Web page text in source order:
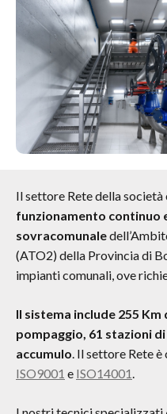
Il settore Rete della
funzionamento continuo
sovracomunale
(ATO2) della Provincia di
impianti comunali, ove
Il sistema include 255
pompaggio, 61 stazioni
accumulo. Il settore Rete
ISO9001 e ISO14001.